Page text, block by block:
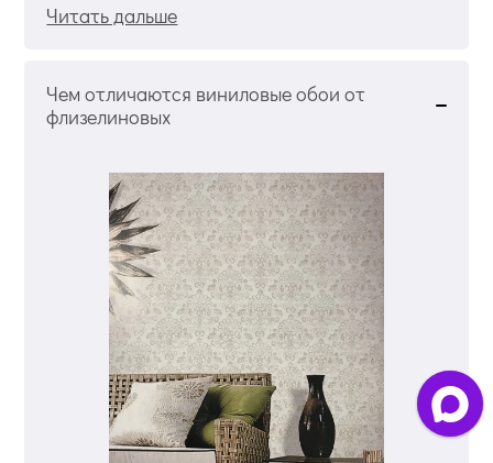
Читать дальше
Чем отличаются виниловые обои от
флизелиновых